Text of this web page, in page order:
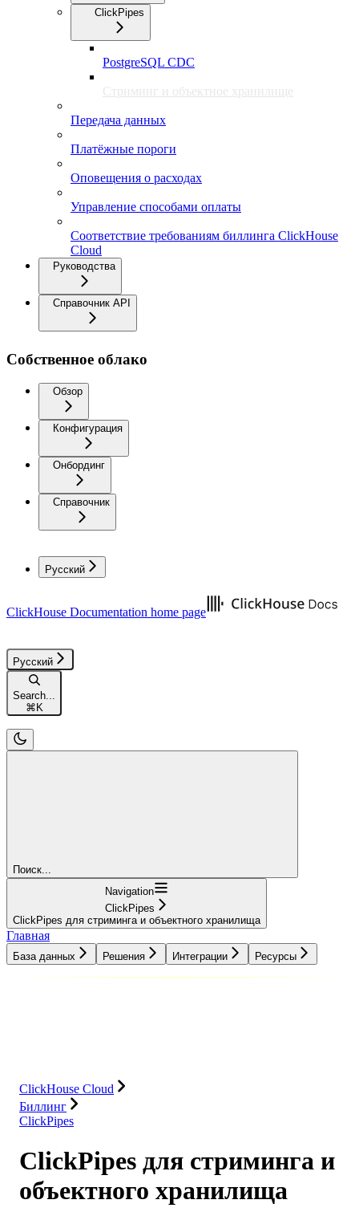
ClickPipes
PostgreSQL CDC
Стриминг и объектное хранилище
Передача данных
Платёжные пороги
Оповещения о расходах
Управление способами оплаты
Соответствие требованиям биллинга ClickHouse
Cloud
Руководства
Справочник API
Собственное облако
Обзор
Конфигурация
Онбординг
Справочник
Русский
ClickHouse Documentation home page
Русский
Search...
⌘ K
Поиск...
Navigation
ClickPipes
ClickPipes для стриминга и объектного хранилища
Главная
База данных Решения Интеграции Ресурсы
ClickHouse Cloud
Биллинг
ClickPipes
ClickPipes для стриминга и
объектного хранилища